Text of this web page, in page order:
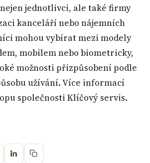
jednotlivci, ale také firmy
kanceláří nebo nájemních
mohou vybírat mezi modely
mobilem nebo biometricky,
možnosti přizpůsobení podle
užívání. Více informací
společnosti Klíčový servis.